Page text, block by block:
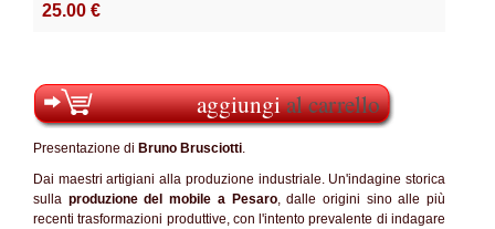
25.00 €
aggiungial carrello
Presentazione di Bruno Brusciotti.
Dai maestri artigiani alla produzione industriale. Un'indagine storica
sulla produzione del mobile a Pesaro, dalle origini sino alle più
recenti trasformazioni produttive, con l'intento prevalente di indagare